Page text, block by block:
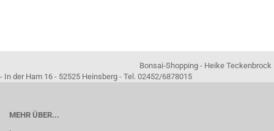
Bonsai-Shopping - Heike Teckenbrock
- In der Ham 16 - 52525 Heinsberg - Tel. 02452/6878015
MEHR ÜBER...